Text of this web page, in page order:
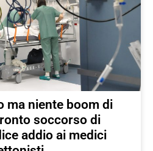
ma niente boom di
soccorso di
addio ai medici